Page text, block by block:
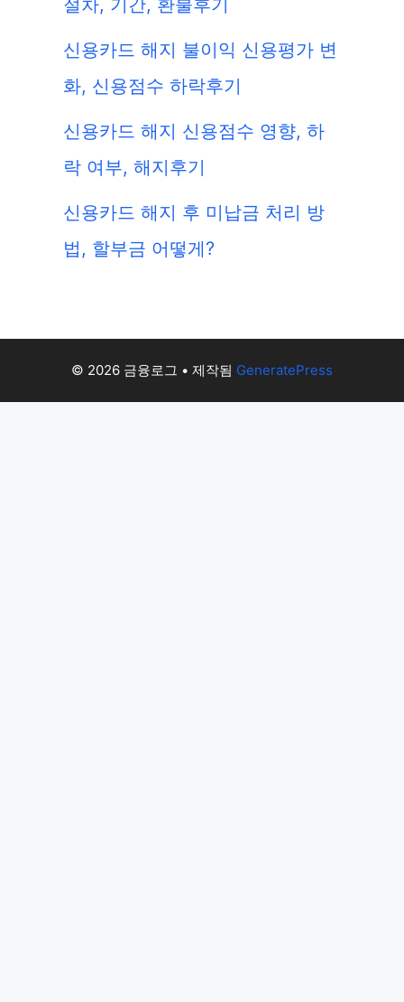
절차, 기간, 환불후기
신용카드 해지 불이익 신용평가 변
화, 신용점수 하락후기
신용카드 해지 신용점수 영향, 하
락 여부, 해지후기
신용카드 해지 후 미납금 처리 방
법, 할부금 어떻게?
© 2026 금융로그 • 제작됨 GeneratePress